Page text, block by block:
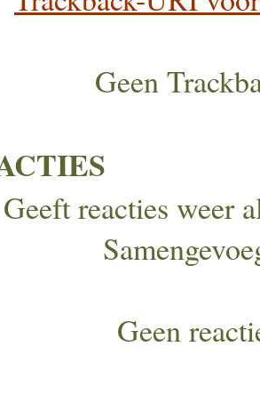
Geen
Geeft reacties weer
Geen